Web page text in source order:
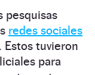
pesquisas
redes sociales
Estos tuvieron
para